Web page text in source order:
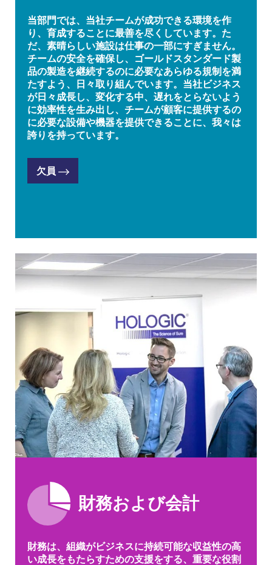
当部門では、当社チームが成功できる環境を作
り、育成することに最善を尽くしています。た
だ、素晴らしい施設は仕事の一部にすぎません。
チームの安全を確保し、ゴールドスタンダード製
品の製造を継続するのに必要なあらゆる規制を満
たすよう、日々取り組んでいます。当社ビジネス
が日々成長し、変化する中、遅れをとらないよう
に効率性を生み出し、チームが顧客に提供するの
に必要な設備や機器を提供できることに、我々は
誇りを持っています。
欠員
財務および会計
財務は、組織がビジネスに持続可能な収益性の高
い成長をもたらすための支援をする、重要な役割